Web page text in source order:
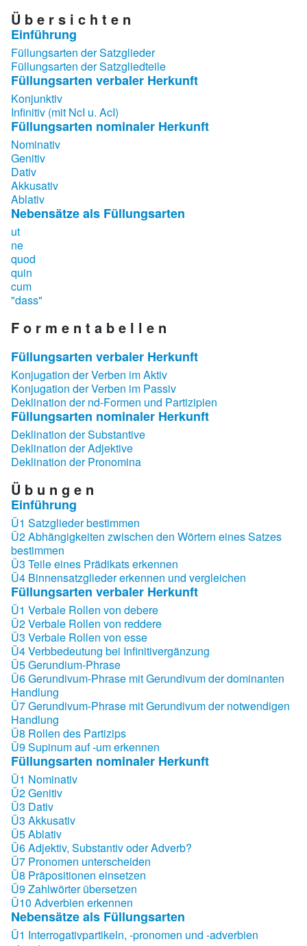
Ü b e r s i c h t e n
Einführung
Füllungsarten der Satzglieder
Füllungsarten der Satzgliedteile
Füllungsarten verbaler Herkunft
Konjunktiv
Infinitiv (mit NcI u. AcI)
Füllungsarten nominaler Herkunft
Nominativ
Genitiv
Dativ
Akkusativ
Ablativ
Nebensätze als Füllungsarten
ut
ne
quod
quin
cum
"dass"
F o r m e n t a b e l l e n
Füllungsarten verbaler Herkunft
Konjugation der Verben im Aktiv
Konjugation der Verben im Passiv
Deklination der nd-Formen und Partizipien
Füllungsarten nominaler Herkunft
Deklination der Substantive
Deklination der Adjektive
Deklination der Pronomina
Ü b u n g e n
Einführung
Ü1 Satzglieder bestimmen
Ü2 Abhängigkeiten zwischen den Wörtern eines Satzes
bestimmen
Ü3 Teile eines Prädikats erkennen
Ü4 Binnensatzglieder erkennen und vergleichen
Füllungsarten verbaler Herkunft
Ü1 Verbale Rollen von debere
Ü2 Verbale Rollen von reddere
Ü3 Verbale Rollen von esse
Ü4 Verbbedeutung bei Infinitivergänzung
Ü5 Gerundium-Phrase
Ü6 Gerundivum-Phrase mit Gerundivum der dominanten
Handlung
Ü7 Gerundivum-Phrase mit Gerundivum der notwendigen
Handlung
Ü8 Rollen des Partizips
Ü9 Supinum auf -um erkennen
Füllungsarten nominaler Herkunft
Ü1 Nominativ
Ü2 Genitiv
Ü3 Dativ
Ü3 Akkusativ
Ü5 Ablativ
Ü6 Adjektiv, Substantiv oder Adverb?
Ü7 Pronomen unterscheiden
Ü8 Präpositionen einsetzen
Ü9 Zahlwörter übersetzen
Ü10 Adverbien erkennen
Nebensätze als Füllungsarten
Ü1 Interrogativpartikeln, -pronomen und -adverbien